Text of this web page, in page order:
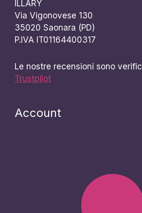
ILLARY
Via Vigonovese 130
35020 Saonara (PD)
P.IVA IT01164400317
Le nostre recensioni sono
Trustpilot
Account